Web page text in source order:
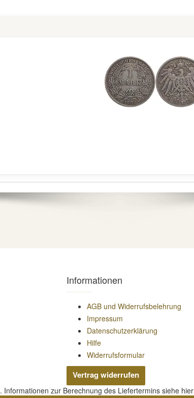
Informationen
AGB und Widerrufsbelehrung
Impressum
Datenschutzerklärung
Hilfe
Widerrufsformular
Vertrag widerrufen
zur Berechnung des Liefertermins siehe hier